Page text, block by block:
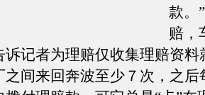
款。
赔，
诉记者为理赔仅收集理赔资料
之间来回奔波至少７次，之后